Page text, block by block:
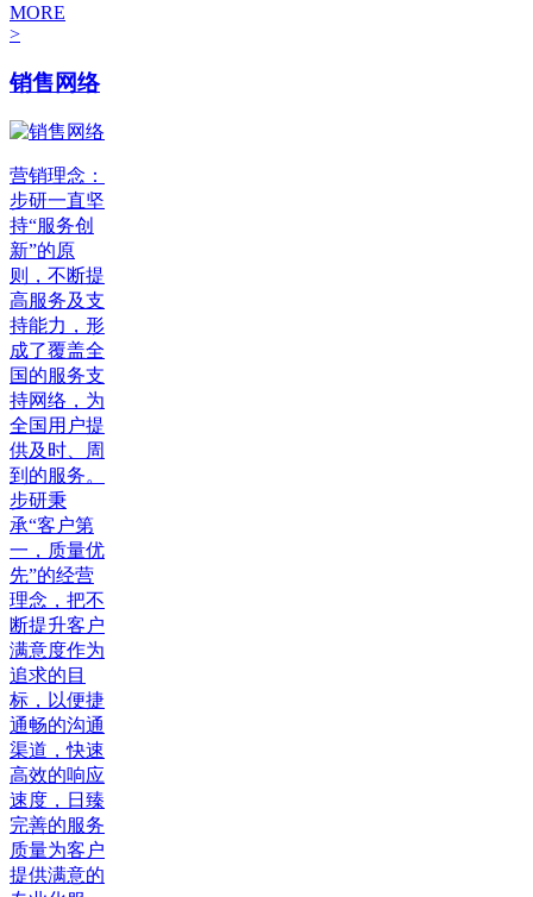
MORE
>
销售网络
营销理念：
步研一直坚
持“服务创
新”的原
则，不断提
高服务及支
持能力，形
成了覆盖全
国的服务支
持网络，为
全国用户提
供及时、周
到的服务。
步研秉
承“客户第
一，质量优
先”的经营
理念，把不
断提升客户
满意度作为
追求的目
标，以便捷
通畅的沟通
渠道，快速
高效的响应
速度，日臻
完善的服务
质量为客户
提供满意的